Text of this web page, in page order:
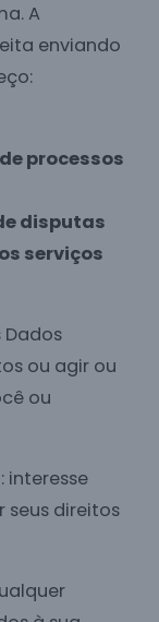
A
enviando
processos
disputas
serviços
Dados
ou agir ou
ou
interesse
seus direitos